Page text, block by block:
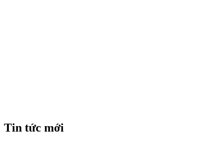
Tin tức mới